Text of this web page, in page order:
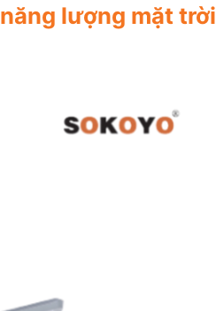
năng lượng mặt trời